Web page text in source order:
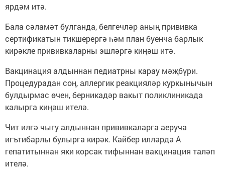
ярдәм итә.
Бала сәламәт булганда, белгечләр аның прививка
сертификатын тикшерергә һәм план буенча барлык
кирәкле прививкаларны эшләргә киңәш итә.
Вакцинация алдыннан педиатрны карау мәҗбүри.
Процедурадан соң, аллергик реакцияләр куркынычын
булдырмас өчен, берникадәр вакыт поликлиникада
калырга киңәш ителә.
Чит илгә чыгу алдыннан прививкаларга аеруча
игътибарлы булырга кирәк. Кайбер илләрдә А
гепатитыннан яки корсак тифыннан вакцинация таләп
ителә.